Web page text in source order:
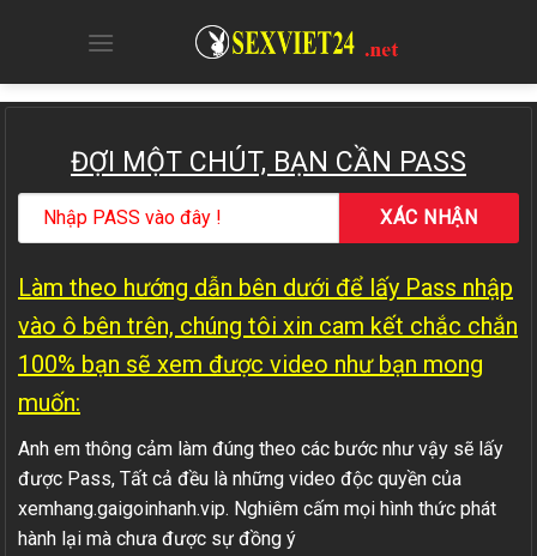
ĐỢI MỘT CHÚT, BẠN CẦN PASS
Làm theo hướng dẫn bên dưới để lấy Pass nhập
vào ô bên trên, chúng tôi xin cam kết chắc chắn
100% bạn sẽ xem được video như bạn mong
muốn:
Anh em thông cảm làm đúng theo các bước như vậy sẽ lấy
được Pass, Tất cả đều là những video độc quyền của
xemhang.gaigoinhanh.vip. Nghiêm cấm mọi hình thức phát
hành lại mà chưa được sự đồng ý